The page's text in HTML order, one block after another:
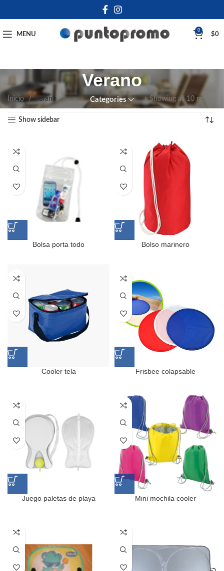
MENU
0
$0
Verano
Categories
Inicio Verano Showing all 10 results
Show sidebar
Bolsa porta todo Bolso marinero
Cooler tela Frisbee colapsable
Juego paletas de playa Mini mochila cooler